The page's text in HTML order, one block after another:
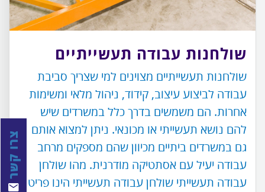
צרו קשר
שולחנות עבודה תעשייתיים
שולחנות תעשייתיים מצוינים למי שצריך סביבת
עבודה לביצוע עיצוב, קידוד, ניהול מלאי ומשימות
אחרות. הם משמשים בדרך כלל במשרדים שיש
להם נושא תעשייתי או מכונאי. ניתן למצוא אותם
גם במשרדים ביתיים מכיוון שהם מספקים מרחב
עבודה יעיל עם אסתטיקה מודרנית. מהו שולחן
עבודה תעשייתי שולחן עבודה תעשייתי הינו פריט